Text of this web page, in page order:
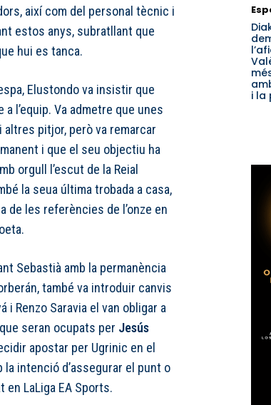
així com del personal tècnic i
estos anys, subratllant que
hui es tanca.
Elustondo va insistir que
l’equip. Va admetre que unes
pitjor, però va remarcar
i que el seu objectiu ha
orgull l’escut de la Reial
la seua última trobada a casa,
de les referències de l’onze en
Sebastià amb la permanència
també va introduir canvis
i Renzo Saravia el van obligar a
seran ocupats per Jesús
apostar per Ugrinic en el
intenció d’assegurar el punt o
LaLiga EA Sports.
i la